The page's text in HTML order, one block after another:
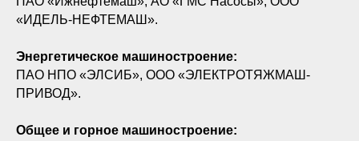
«ИДЕЛЬ-НЕФТЕМАШ».
Энергетическое машиностроение:
ПАО НПО «ЭЛСИБ», ООО «ЭЛЕКТРОТЯЖМАШ-
ПРИВОД».
Общее и горное машиностроение: